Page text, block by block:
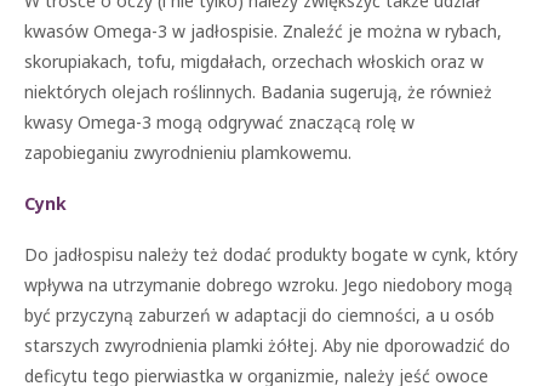
kwasów Omega-3 w jadłospisie. Znaleźć je można w rybach,
skorupiakach, tofu, migdałach, orzechach włoskich oraz w
niektórych olejach roślinnych. Badania sugerują, że również
kwasy Omega-3 mogą odgrywać znaczącą rolę w
zapobieganiu zwyrodnieniu plamkowemu.
Cynk
Do jadłospisu należy też dodać produkty bogate w cynk, który
wpływa na utrzymanie dobrego wzroku. Jego niedobory mogą
być przyczyną zaburzeń w adaptacji do ciemności, a u osób
starszych zwyrodnienia plamki żółtej. Aby nie dporowadzić do
deficytu tego pierwiastka w organizmie, należy jeść owoce